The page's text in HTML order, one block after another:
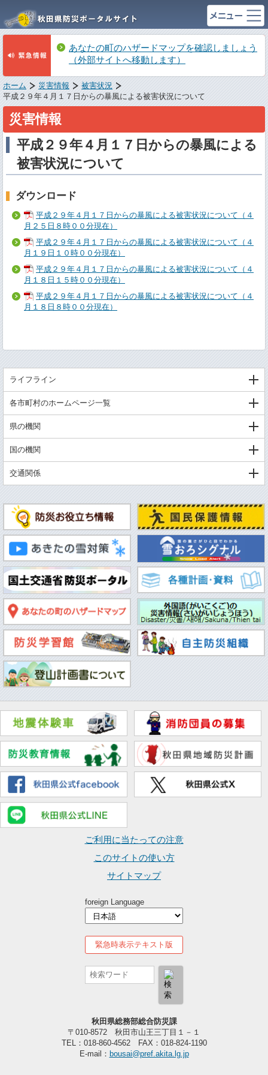
あなたの町のハザードマップを確認しましょう
（外部サイトへ移動します）
ホーム 災害情報
被害状況
平成２９年４月１７日からの暴風による被害状況について
災害情報
平成２９年４月１７日からの暴風による
被害状況について
ダウンロード
平成２９年４月１７日からの暴風による被害状況について（４
月２５日８時００分現在）
平成２９年４月１７日からの暴風による被害状況について（４
月１９日１０時００分現在）
平成２９年４月１７日からの暴風による被害状況について（４
月１８日１５時００分現在）
平成２９年４月１７日からの暴風による被害状況について（４
月１８日８時００分現在）
ライフライン
各市町村のホームページ一覧
県の機関
国の機関
交通関係
ご利用に当たっての注意
このサイトの使い方
サイトマップ
foreign Language
緊急時表示テキスト版
秋田県総務部総合防災課
〒010-8572 秋田市山王三丁目１－１
TEL：018-860-4562 FAX：018-824-1190
E-mail： bousai@pref.akita.lg.jp